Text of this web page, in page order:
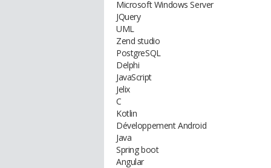
Microsoft Windows Server
JQuery
UML
Zend studio
PostgreSQL
Delphi
JavaScript
Jelix
C
Kotlin
Développement Android
Java
Spring boot
Angular